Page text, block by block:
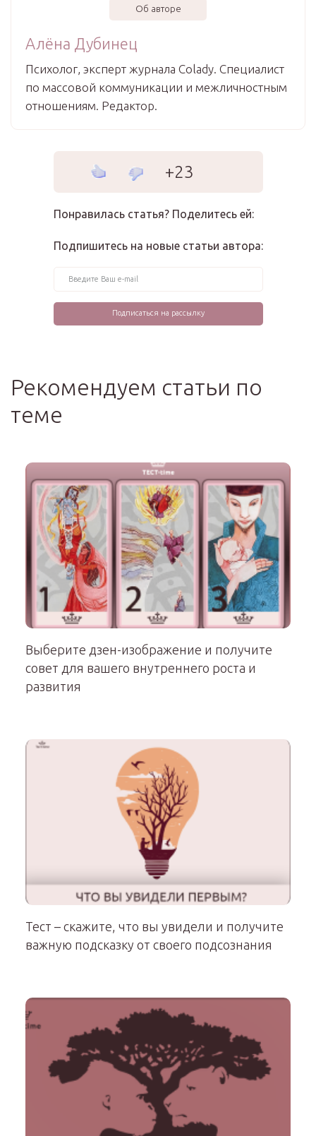
Об авторе
Алёна Дубинец
Психолог, эксперт журнала Colady. Специалист
по массовой коммуникации и межличностным
отношениям. Редактор.
+23
Понравилась статья? Поделитесь ей:
Подпишитесь на новые статьи автора:
Рекомендуем статьи по
теме
Выберите дзен-изображение и получите
совет для вашего внутреннего роста и
развития
Тест – скажите, что вы увидели и получите
важную подсказку от своего подсознания